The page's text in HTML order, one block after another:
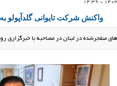
واکنش شرکت تایوانی گلدآپولو
منفجرشده در لبنان در مصاحبه با خبرگزاری